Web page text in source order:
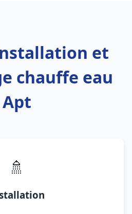
et
chauffe eau
Apt
🚿